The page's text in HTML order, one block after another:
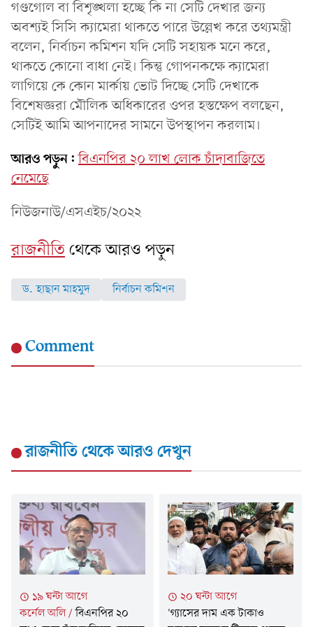
গণ্ডগোল বা বিশৃঙ্খলা হচ্ছে কি না সেটি দেখার জন্য
অবশ্যই সিসি ক্যামেরা থাকতে পারে উল্লেখ করে তথ্যমন্ত্রী
বলেন, নির্বাচন কমিশন যদি সেটি সহায়ক মনে করে,
থাকতে কোনো বাধা নেই। কিন্তু গোপনকক্ষে ক্যামেরা
লাগিয়ে কে কোন মার্কায় ভোট দিচ্ছে সেটি দেখাকে
বিশেষজ্ঞরা মৌলিক অধিকারের ওপর হস্তক্ষেপ বলছেন,
সেটিই আমি আপনাদের সামনে উপস্থাপন করলাম।
আরও পড়ুন: বিএনপির ২০ লাখ লোক চাঁদাবাজিতে
নেমেছে
নিউজনাউ/এসএইচ/২০২২
রাজনীতিথেকে আরও পড়ুন
ড. হাছান মাহমুদ নির্বাচন কমিশন
Comment
রাজনীতিথেকে আরও দেখুন
১৯ ঘন্টা আগে
কর্নেল অলি/বিএনপির ২০
২০ ঘন্টা আগে
'গ্যাসের দাম এক টাকাও